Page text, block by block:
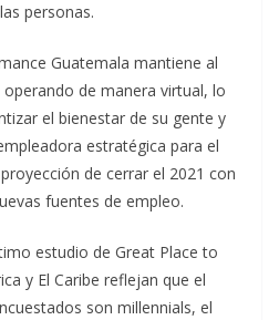
personas.
Guatemala mantiene al
de manera virtual, lo
el bienestar de su gente y
estratégica para el
de cerrar el 2021 con
fuentes de empleo.
estudio de Great Place to
y El Caribe reflejan que el
son millennials, el